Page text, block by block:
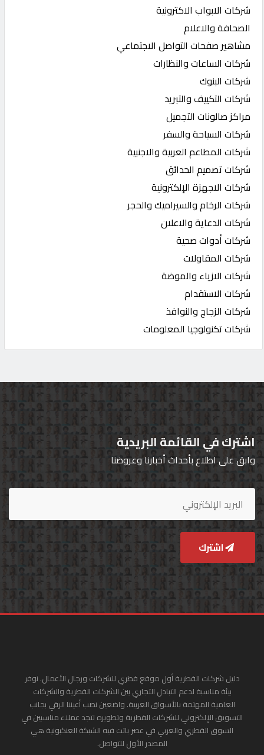
شركات الابواب الاكترونية
الصحافة والاعلام
مشاهير صفحات التواصل الاجتماعي
شركات الساعات والنظارات
شركات البنوك
شركات التكييف والتبريد
مراكز صالونات التجميل
شركات السياحة والسفر
شركات المطاعم العربية والاجنبية
شركات تصميم الحدائق
شركات الاجهزة الإلكترونية
شركات الرخام والسيراميك والحجر
شركات الدعاية والاعلان
شركات أدوات صحية
شركات المقاولات
شركات الازياء والموضة
شركات الاستقدام
شركات الزجاج والنوافذ
شركات تكنولوجيا المعلومات
اشترك في القائمة البريدية
وابق على اطلاع بأحداث أخبارنا وعروضنا
اشترك
دليل شركات القطرية أول موقع قطري للشركات ورجال الأعمال. نوفر
بيئة مناسبة لدعم التبادل التجاري بين الشركات القطرية والشركات
العامية المهتمة بالأسواق العربية. واضعين نصب أعيننا الرقي بجانب
التسويق الإلكتروني للشركات القطرية وتطويره لتجد عملاء مناسبين في
السوق القطري والعربي في عصر باتت فيه الشبكة العنكبونية هي
المصدر الأول للتواصل.